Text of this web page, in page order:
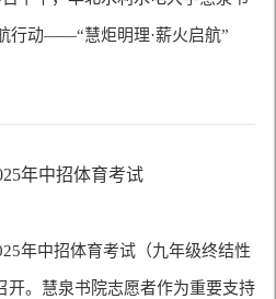
行动——“慧炬明理·薪火启航”
年中招体育考试
年中招体育考试（九年级终结性
开。慧泉书院志愿者作为重要支持